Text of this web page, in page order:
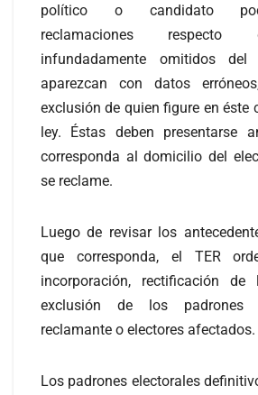
político o candidato
reclamaciones respecto
infundadamente omitidos
aparezcan con datos
exclusión de quien figure en éste
ley. Éstas deben presentarse
corresponda al domicilio del
se reclame.
Luego de revisar los
que corresponda, el TER
incorporación, rectificación
exclusión de los padrones
reclamante o electores afectados.
Los padrones electorales